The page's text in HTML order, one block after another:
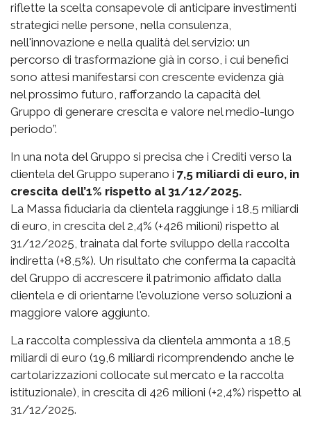
riflette la scelta consapevole di anticipare investimenti
strategici nelle persone, nella consulenza,
nell'innovazione e nella qualità del servizio: un
percorso di trasformazione già in corso, i cui benefici
sono attesi manifestarsi con crescente evidenza già
nel prossimo futuro, rafforzando la capacità del
Gruppo di generare crescita e valore nel medio-lungo
periodo”.
In una nota del Gruppo si precisa che i Crediti verso la
clientela del Gruppo superano i 7,5 miliardi di euro, in
crescita dell’1% rispetto al 31/12/2025.
La Massa fiduciaria da clientela raggiunge i 18,5 miliardi
di euro, in crescita del 2,4% (+426 milioni) rispetto al
31/12/2025, trainata dal forte sviluppo della raccolta
indiretta (+8,5%). Un risultato che conferma la capacità
del Gruppo di accrescere il patrimonio affidato dalla
clientela e di orientarne l'evoluzione verso soluzioni a
maggiore valore aggiunto.
La raccolta complessiva da clientela ammonta a 18,5
miliardi di euro (19,6 miliardi ricomprendendo anche le
cartolarizzazioni collocate sul mercato e la raccolta
istituzionale), in crescita di 426 milioni (+2,4%) rispetto al
31/12/2025.